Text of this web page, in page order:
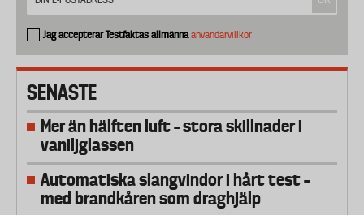
Jag accepterar Testfaktas allmännaanvändarvillkor
SENASTE
Mer än hälften luft – stora skillnader i
vaniljglassen
Automatiska slangvindor i hårt test –
med brandkåren som draghjälp